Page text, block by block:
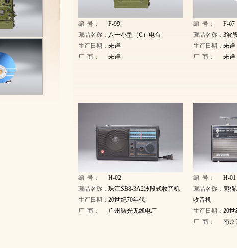
编 号：
F-99
藏品名称： 八一小型（C）电台
生产日期：未详
厂 商：
未详
编 号：
F-67
藏品名称：3波
生产日期：未详
厂 商：
未详
编 号：
H-02
藏品名称：珠江SB8-3A2波段式收音机
生产日期：20世纪70年代
厂 商：
广州曙光无线电厂
编 号：
H-01
藏品名称：熊猫
收音机
生产日期：20世
厂 商：
南京